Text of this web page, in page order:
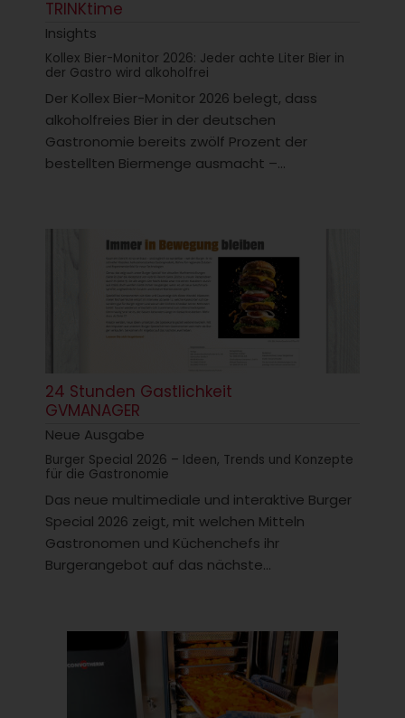
TRINKtime
Insights
Kollex Bier-Monitor 2026: Jeder achte Liter Bier in
der Gastro wird alkoholfrei
Der Kollex Bier-Monitor 2026 belegt, dass
alkoholfreies Bier in der deutschen
Gastronomie bereits zwölf Prozent der
bestellten Biermenge ausmacht –...
24 Stunden Gastlichkeit
GVMANAGER
Neue Ausgabe
Burger Special 2026 – Ideen, Trends und Konzepte
für die Gastronomie
Das neue multimediale und interaktive Burger
Special 2026 zeigt, mit welchen Mitteln
Gastronomen und Küchenchefs ihr
Burgerangebot auf das nächste...